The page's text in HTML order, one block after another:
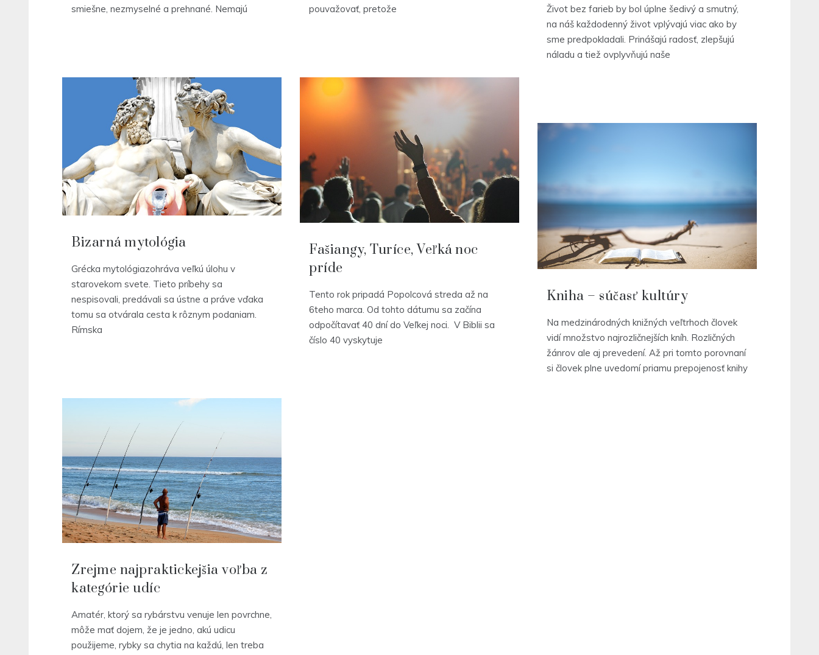
smiešne, nezmyselné a prehnané. Nemajú
pouvažovať, pretože
Život bez farieb by bol úplne šedivý a smutný,
na náš každodenný život vplývajú viac ako by
sme predpokladali. Prinášajú radosť, zlepšujú
náladu a tiež ovplyvňujú naše
Bizarná mytológia
Grécka mytológiazohráva veľkú úlohu v
starovekom svete. Tieto príbehy sa
nespisovali, predávali sa ústne a práve vďaka
tomu sa otvárala cesta k rôznym podaniam.
Rímska
Fašiangy, Turíce, Veľká noc
príde
Tento rok pripadá Popolcová streda až na
6teho marca. Od tohto dátumu sa začína
odpočítavať 40 dní do Veľkej noci. V Biblii sa
číslo 40 vyskytuje
Kniha – súčasť kultúry
Na medzinárodných knižných veľtrhoch človek
vidí množstvo najrozličnejších kníh. Rozličných
žánrov ale aj prevedení. Až pri tomto porovnaní
si človek plne uvedomí priamu prepojenosť knihy
Zrejme najpraktickejšia voľba z
kategórie udíc
Amatér, ktorý sa rybárstvu venuje len povrchne,
môže mať dojem, že je jedno, akú udicu
použijeme, rybky sa chytia na každú, len treba